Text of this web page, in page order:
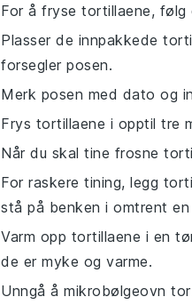
For å fryse tortillaene, følg
Plasser de innpakkede
forsegler posen.
Merk posen med dato og
Frys tortillaene i opptil tre
Når du skal tine frosne
For raskere tining, legg
stå på benken i omtrent en
Varm opp tortillaene i en
de er myke og varme.
Unngå å mikrobølgeovn